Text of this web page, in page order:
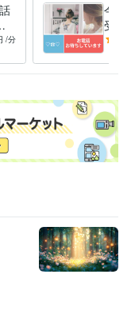
/分
今話
受け
も☆